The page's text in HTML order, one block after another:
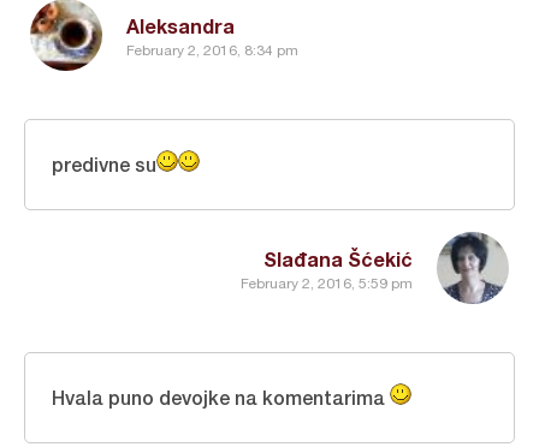
Aleksandra
February 2, 2016, 8:34 pm
Slađana Šćekić
February 2, 2016, 5:59 pm
predivne su
Hvala puno devojke na komentarima